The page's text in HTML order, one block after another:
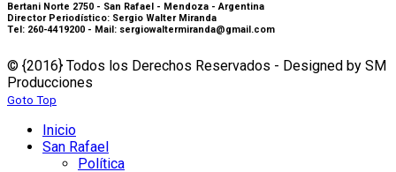
Bertani Norte 2750 - San Rafael - Mendoza - Argentina
Director Periodístico: Sergio Walter Miranda
Tel: 260-4419200 - Mail: sergiowaltermiranda@gmail.com
© {2016} Todos los Derechos Reservados - Designed by SM
Producciones
Goto Top
Inicio
San Rafael
Política